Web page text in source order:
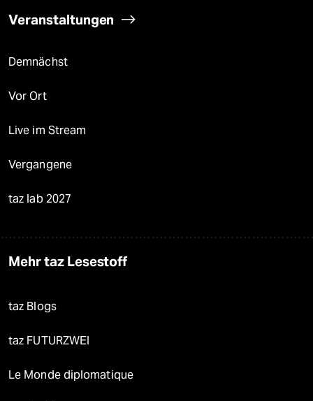
Veranstaltungen
Demnächst
Vor Ort
Live im Stream
Vergangene
taz lab 2027
Mehr taz Lesestoff
taz Blogs
taz FUTURZWEI
Le Monde diplomatique